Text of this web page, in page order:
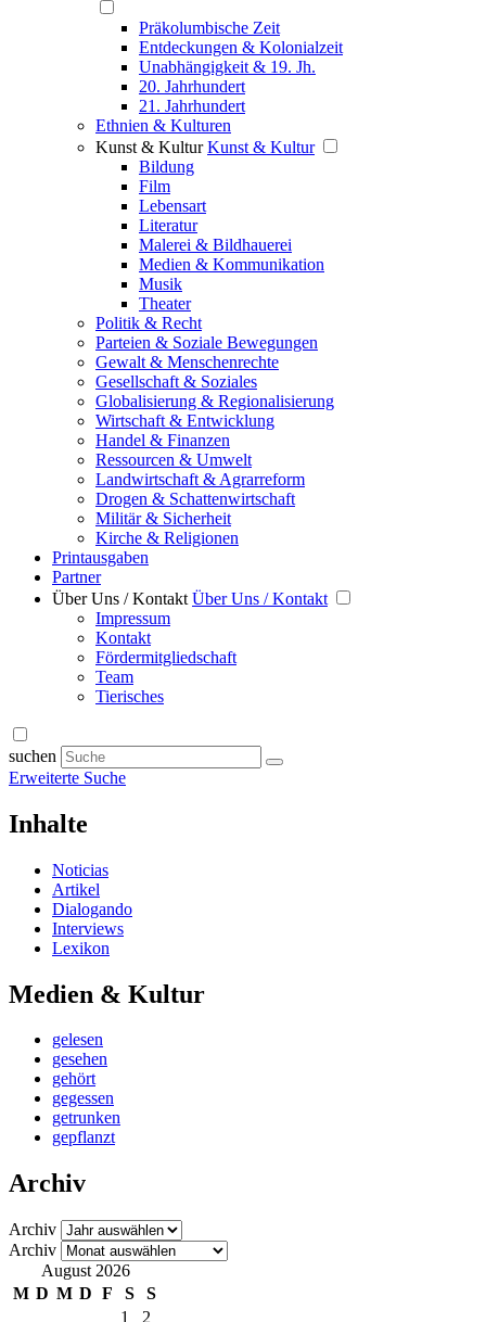
Präkolumbische Zeit
Entdeckungen & Kolonialzeit
Unabhängigkeit & 19. Jh.
20. Jahrhundert
21. Jahrhundert
Ethnien & Kulturen
Kunst & Kultur Kunst & Kultur
Bildung
Film
Lebensart
Literatur
Malerei & Bildhauerei
Medien & Kommunikation
Musik
Theater
Politik & Recht
Parteien & Soziale Bewegungen
Gewalt & Menschenrechte
Gesellschaft & Soziales
Globalisierung & Regionalisierung
Wirtschaft & Entwicklung
Handel & Finanzen
Ressourcen & Umwelt
Landwirtschaft & Agrarreform
Drogen & Schattenwirtschaft
Militär & Sicherheit
Kirche & Religionen
Printausgaben
Partner
Über Uns / Kontakt Über Uns / Kontakt
Impressum
Kontakt
Fördermitgliedschaft
Team
Tierisches
suchen
Erweiterte Suche
Inhalte
Noticias
Artikel
Dialogando
Interviews
Lexikon
Medien & Kultur
gelesen
gesehen
gehört
gegessen
getrunken
gepflanzt
Archiv
Archiv
Archiv
August 2026
M D M D F S
S
1
2